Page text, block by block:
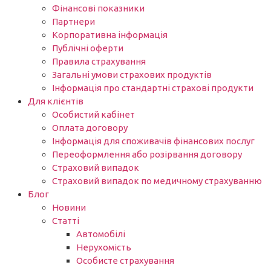
Фінансові показники
Партнери​
Корпоративна інформація
Публічні оферти
Правила страхування
Загальні умови страхових продуктів
Інформація про стандартні страхові продукти
Для клієнтів
Особистий кабінет
Оплата договору
Інформація для споживачів фінансових послуг
Переоформлення або розірвання договору
Страховий випадок
Страховий випадок по медичному страхуванню
Блог
Новини
Статті
Автомобілі
Нерухомість
Особисте страхування